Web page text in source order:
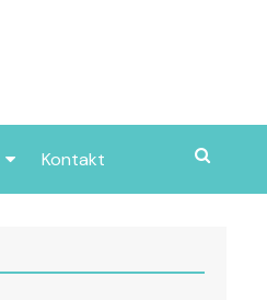
Kontakt